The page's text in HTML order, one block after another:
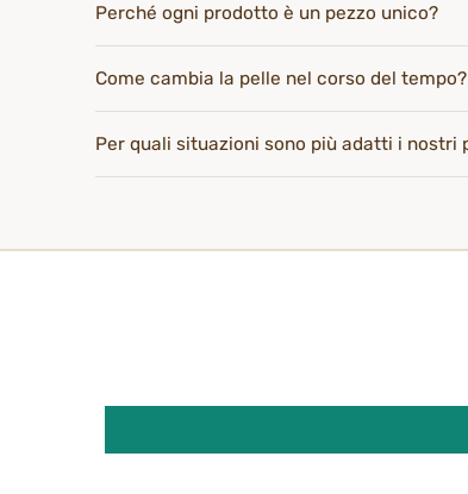
Perché ogni prodotto è un pezzo unico?
Come cambia la pelle nel corso del tempo?
Per quali situazioni sono più adatti i nostri